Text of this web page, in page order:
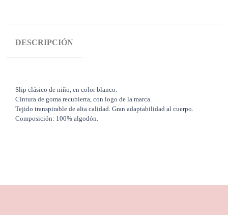
DESCRIPCIÓN
Slip clásico de niño, en color blanco.
Cintura de goma recubierta, con logo de la marca.
Tejido transpirable de alta calidad. Gran adaptabilidad al cuerpo.
Composición: 100% algodón.